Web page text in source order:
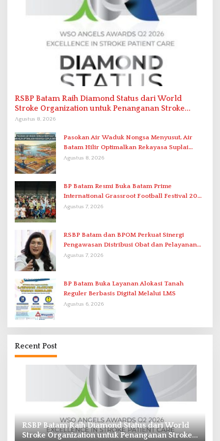
RSBP Batam Raih Diamond Status dari World
Stroke Organization untuk Penanganan Stroke
Berstandar Internasional
Agustus 8, 2026
Pasokan Air Waduk Nongsa Menyusut, Air
Batam Hilir Optimalkan Rekayasa Suplai
Antar-IPAM
Agustus 8, 2026
BP Batam Resmi Buka Batam Prime
International Grassroot Football Festival 2026
di Stadion Temenggung Abdul Jamal
Agustus 7, 2026
RSBP Batam dan BPOM Perkuat Sinergi
Pengawasan Distribusi Obat dan Pelayanan
Kefarmasian
Agustus 7, 2026
BP Batam Buka Layanan Alokasi Tanah
Reguler Berbasis Digital Melalui LMS
Agustus 6, 2026
Recent Post
Pasokan Air Waduk Nongsa Menyusut, Air
Batam Hilir Optimalkan Rekayasa Suplai Antar-